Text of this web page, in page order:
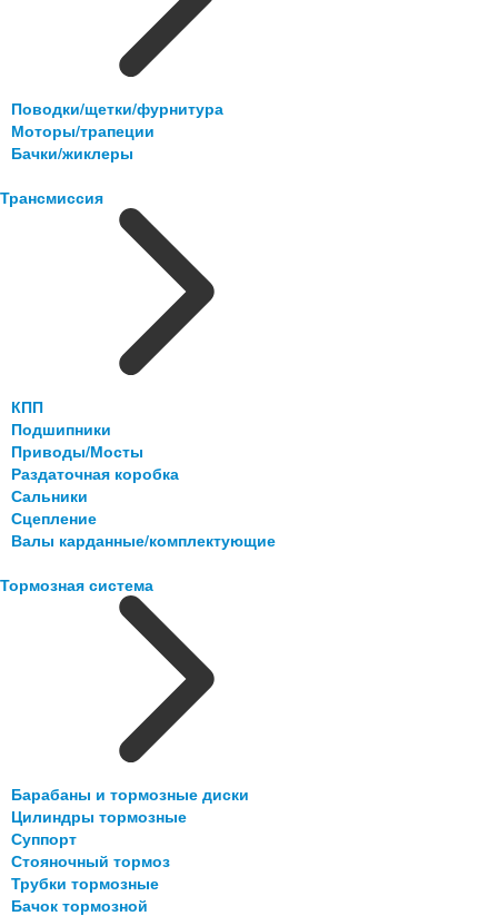
Поводки/щетки/фурнитура
Моторы/трапеции
Бачки/жиклеры
Трансмиссия
КПП
Подшипники
Приводы/Мосты
Раздаточная коробка
Сальники
Сцепление
Валы карданные/комплектующие
Тормозная система
Барабаны и тормозные диски
Цилиндры тормозные
Суппорт
Стояночный тормоз
Трубки тормозные
Бачок тормозной